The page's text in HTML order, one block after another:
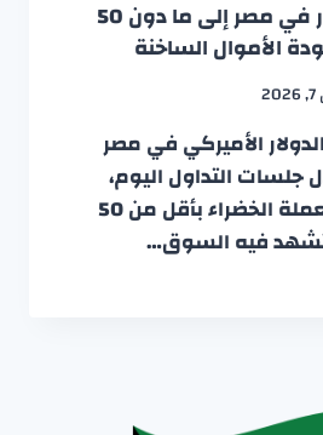
تراجع جديد للدولار في مصر إلى ما دون 50
الأموال الساخنة
الأميركي في مصر
جلسات التداول اليوم،
حيث يتم تداول العملة الخضراء بأقل من 50
فيه السوق…